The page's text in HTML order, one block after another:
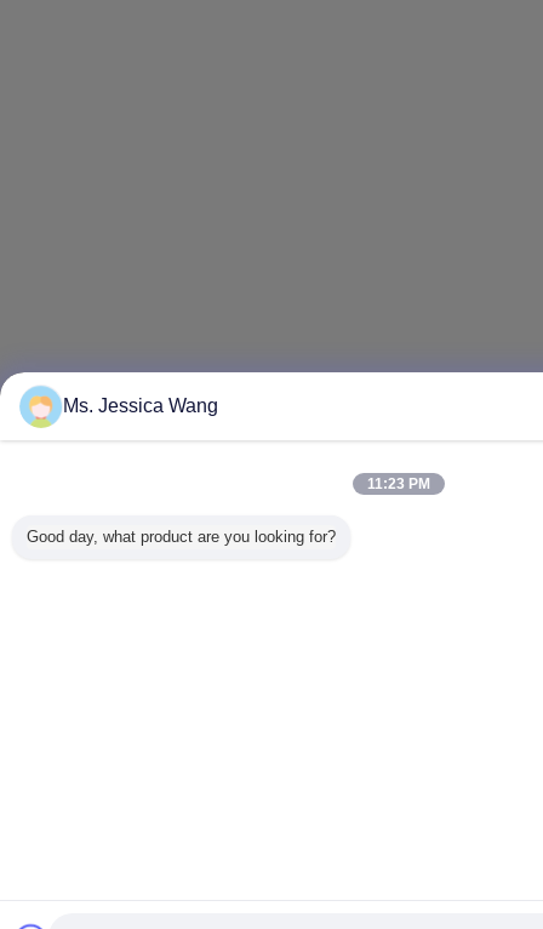
Ms. Jessica Wang
11:23 PM
Good day, what product are you looking for?